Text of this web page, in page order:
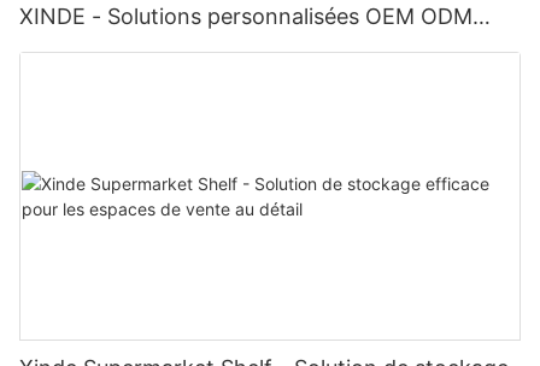
XINDE - Solutions personnalisées OEM ODM
Disponible